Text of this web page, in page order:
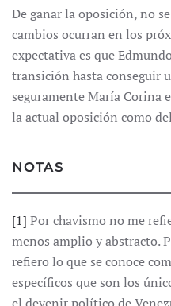
De ganar la oposición, no
cambios ocurran en los
expectativa es que
transición hasta conseguir
seguramente María Corina
la actual oposición como
NOTAS
[1] Por chavismo no me
menos amplio y abstracto.
refiero lo que se conoce
específicos que son los